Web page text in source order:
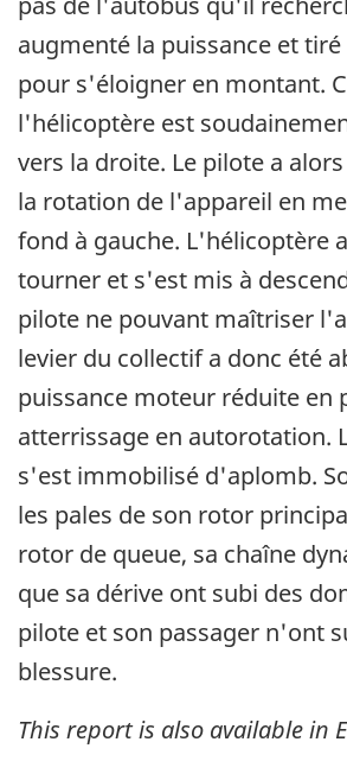
augmenté la puissance et
pour s'éloigner en montant.
l'hélicoptère est
vers la droite. Le pilote a
la rotation de l'appareil en
fond à gauche. L'hélicoptère
tourner et s'est mis à
pilote ne pouvant maîtriser
levier du collectif a donc été
puissance moteur réduite en
atterrissage en autorotation.
s'est immobilisé d'aplomb.
les pales de son rotor
rotor de queue, sa chaîne
que sa dérive ont subi des
pilote et son passager n'ont
blessure.
This report is also available in